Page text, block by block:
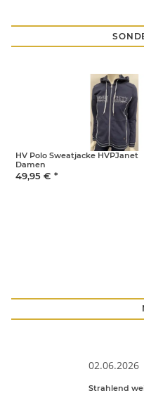
HV Polo Sweatjacke HVPJanet
Damen
49,95 € *
02.06.2026
Strahlend